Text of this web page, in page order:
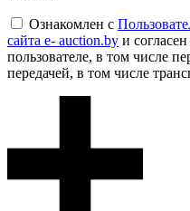
Ознакомлен с
сайта e- auction.by и
пользователе, в том числе
передачей, в том числе